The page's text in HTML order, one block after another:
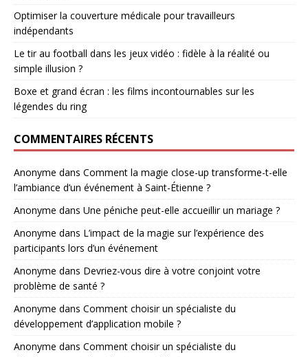
Optimiser la couverture médicale pour travailleurs
indépendants
Le tir au football dans les jeux vidéo : fidèle à la réalité ou
simple illusion ?
Boxe et grand écran : les films incontournables sur les
légendes du ring
COMMENTAIRES RÉCENTS
Anonyme dans Comment la magie close-up transforme-t-elle
l’ambiance d’un événement à Saint-Étienne ?
Anonyme dans Une péniche peut-elle accueillir un mariage ?
Anonyme dans L’impact de la magie sur l’expérience des
participants lors d’un événement
Anonyme dans Devriez-vous dire à votre conjoint votre
problème de santé ?
Anonyme dans Comment choisir un spécialiste du
développement d’application mobile ?
Anonyme dans Comment choisir un spécialiste du